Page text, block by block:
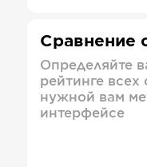
Сравнение
Определяйте
рейтинге
нужной вам
интерфейсе